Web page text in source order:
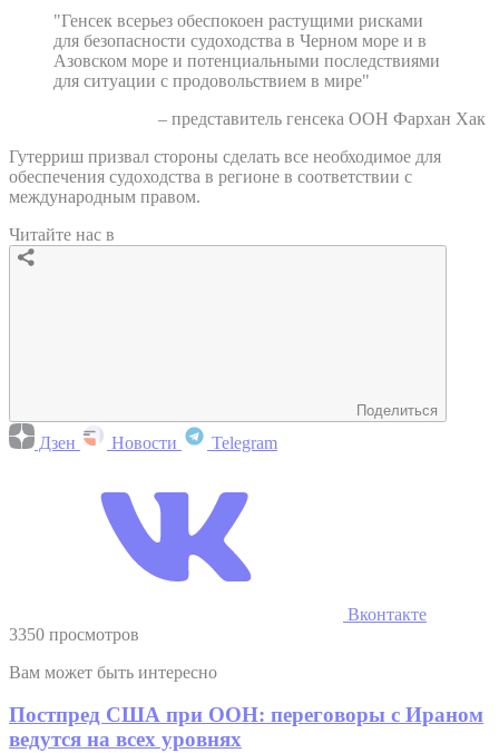
"Генсек всерьез обеспокоен растущими рисками
для безопасности судоходства в Черном море и в
Азовском море и потенциальными последствиями
для ситуации с продовольствием в мире"
– представитель генсека ООН Фархан Хак
Гутерриш призвал стороны сделать все необходимое для
обеспечения судоходства в регионе в соответствии с
международным правом.
Читайте нас в
Поделиться
Дзен Новости Telegram
Вконтакте
3350 просмотров
Вам может быть интересно
Постпред США при ООН: переговоры с Ираном
ведутся на всех уровнях